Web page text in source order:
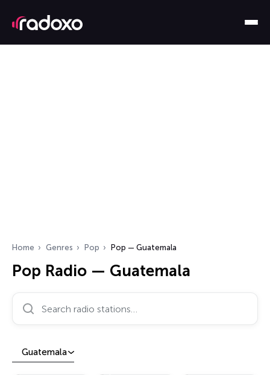
Home Genres Pop Pop — Guatemala
Pop Radio — Guatemala
Search radio stations…
Guatemala